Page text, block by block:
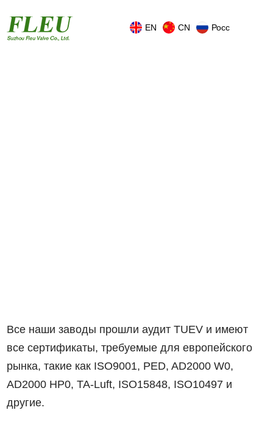
Росс
CN
EN
Все наши заводы прошли аудит TUEV и имеют
все сертификаты, требуемые для европейского
рынка, такие как ISO9001, PED, AD2000 W0,
AD2000 HP0, TA-Luft, ISO15848, ISO10497 и
другие.